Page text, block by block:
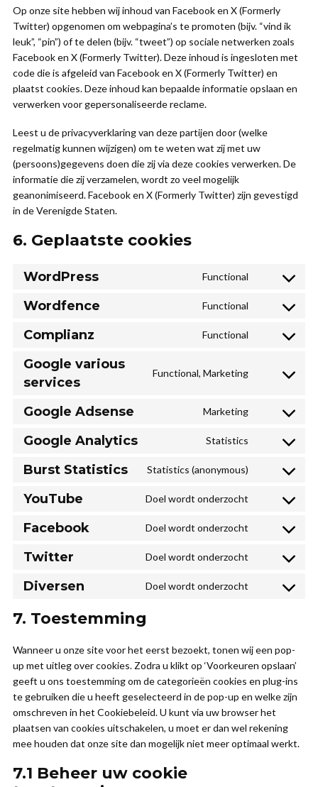
Op onze site hebben wij inhoud van Facebook en X (Formerly
Twitter) opgenomen om webpagina’s te promoten (bijv. “vind ik
leuk”, “pin”) of te delen (bijv. “tweet”) op sociale netwerken zoals
Facebook en X (Formerly Twitter). Deze inhoud is ingesloten met
code die is afgeleid van Facebook en X (Formerly Twitter) en
plaatst cookies. Deze inhoud kan bepaalde informatie opslaan en
verwerken voor gepersonaliseerde reclame.
Leest u de privacyverklaring van deze partijen door (welke
regelmatig kunnen wijzigen) om te weten wat zij met uw
(persoons)gegevens doen die zij via deze cookies verwerken. De
informatie die zij verzamelen, wordt zo veel mogelijk
geanonimiseerd. Facebook en X (Formerly Twitter) zijn gevestigd
in de Verenigde Staten.
6. Geplaatste cookies
WordPress Functional
Consent
service
wordpress
Wordfence Functional
Consent
service
Complianz Functional
Consent
service
Google various
services
Functional, Marketing
Consent
service
various-
Google Adsense Marketing
Consent
service
google-
Google Analytics Statistics
Consent
service
google-
Burst Statistics Statistics (anonymous)
Consent
service
burst-
YouTube Doel wordt onderzocht
Consent
service
youtube
Facebook Doel wordt onderzocht
Consent
service
facebook
Twitter Doel wordt onderzocht
Consent
service
Diversen Doel wordt onderzocht
Consent
7. Toestemming
Wanneer u onze site voor het eerst bezoekt, tonen wij een pop-
up met uitleg over cookies. Zodra u klikt op ‘Voorkeuren opslaan’
geeft u ons toestemming om de categorieën cookies en plug-ins
te gebruiken die u heeft geselecteerd in de pop-up en welke zijn
omschreven in het Cookiebeleid. U kunt via uw browser het
plaatsen van cookies uitschakelen, u moet er dan wel rekening
mee houden dat onze site dan mogelijk niet meer optimaal werkt.
7.1 Beheer uw cookie